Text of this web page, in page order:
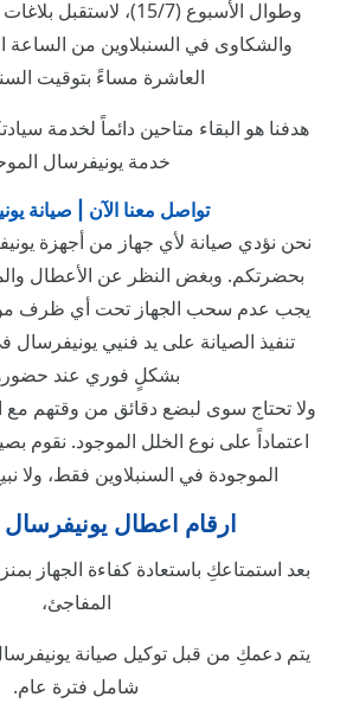
وطوال الأسبوع (15/7)،
والشكاوى في السنبلاوين من الساعة
العاشرة مساءً بتوقيت
هدفنا هو البقاء متاحين دائماً لخدمة
خدمة يونيفرسال
تواصل معنا الآن | صيانة
نحن نؤدي صيانة لأي جهاز من أجهزة
بحضرتكم. وبغض النظر عن الأعطال
يجب عدم سحب الجهاز تحت أي ظرف
تنفيذ الصيانة على يد فنيي يونيفرسال
بشكلٍ فوري عند
ولا تحتاج سوى لبضع دقائق من وقتهم مع
اعتماداً على نوع الخلل الموجود. نقوم
الموجودة في السنبلاوين فقط، ولا
ارقام اعطال
بعد استمتاعكِ باستعادة كفاءة الجهاز
المفاجئ،
يتم دعمكِ من قبل توكيل صيانة
شامل فترة عام.